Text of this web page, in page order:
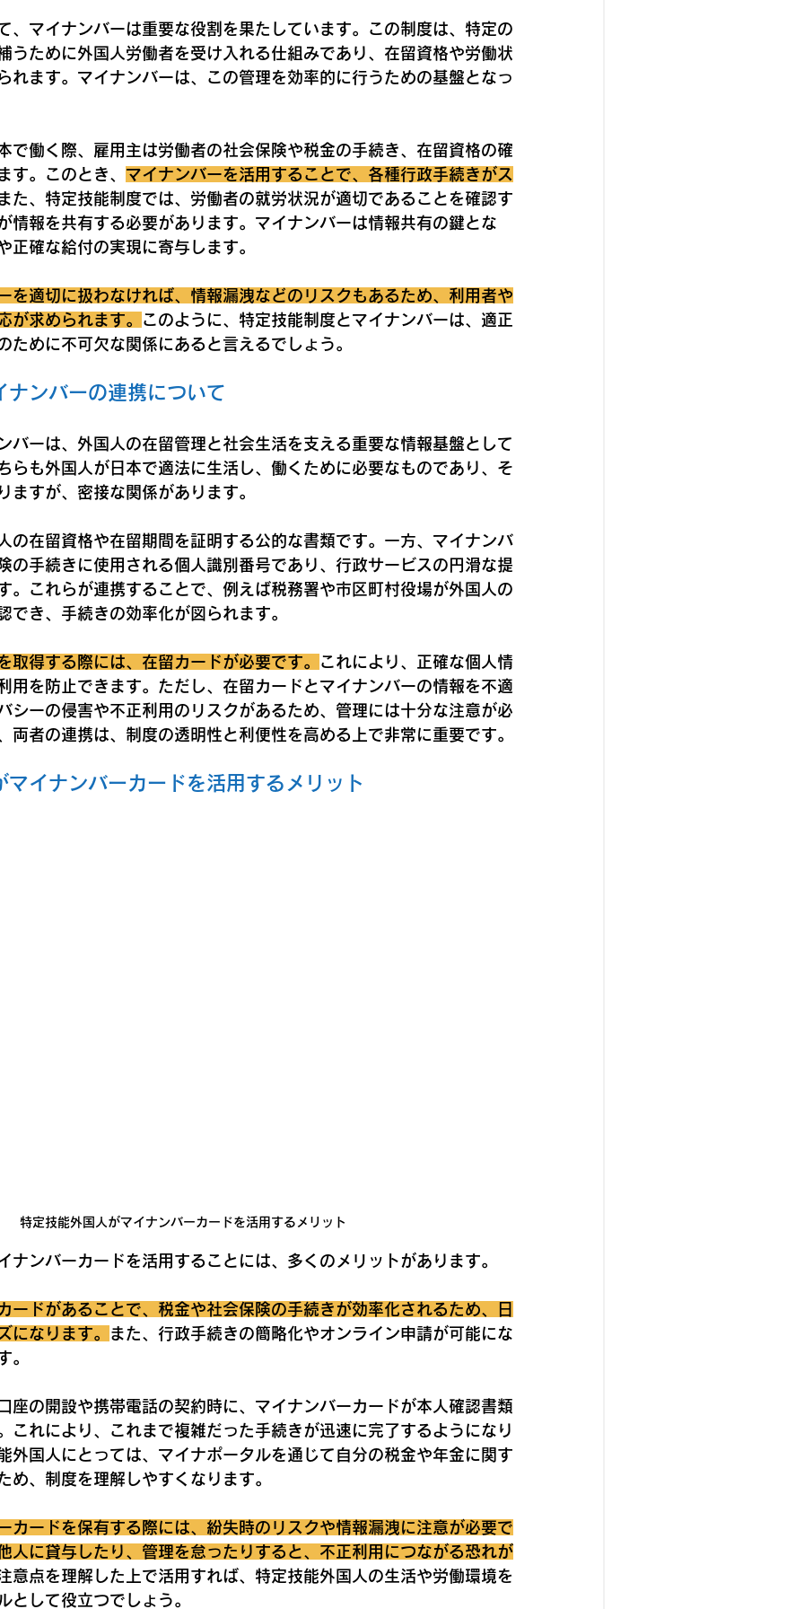
、マイナンバーは重要な役割を果たしています。この制度は、特定の
うために外国人労働者を受け入れる仕組みであり、在留資格や労働状
れます。マイナンバーは、この管理を効率的に行うための基盤となっ
で働く際、雇用主は労働者の社会保険や税金の手続き、在留資格の確
す。このとき、 マイナンバーを活用することで、各種行政手続きがス
た、特定技能制度では、労働者の就労状況が適切であることを確認す
情報を共有する必要があります。マイナンバーは情報共有の鍵とな
正確な給付の実現に寄与します。
を適切に扱わなければ、情報漏洩などのリスクもあるため、利用者や
が求められます。
このように、特定技能制度とマイナンバーは、適正
ために不可欠な関係にあると言えるでしょう。
ナンバーの連携について
バーは、外国人の在留管理と社会生活を支える重要な情報基盤として
らも外国人が日本で適法に生活し、働くために必要なものであり、そ
ますが、密接な関係があります。
の在留資格や在留期間を証明する公的な書類です。一方、マイナンバ
の手続きに使用される個人識別番号であり、行政サービスの円滑な提
。これらが連携することで、例えば税務署や市区町村役場が外国人の
でき、手続きの効率化が図られます。
取得する際には、在留カードが必要です。
これにより、正確な個人情
用を防止できます。ただし、在留カードとマイナンバーの情報を不適
シーの侵害や不正利用のリスクがあるため、管理には十分な注意が必
両者の連携は、制度の透明性と利便性を高める上で非常に重要です。
マイナンバーカードを活用するメリット
特定技能外国人がマイナンバーカードを活用するメリット
ナンバーカードを活用することには、多くのメリットがあります。
ードがあることで、税金や社会保険の手続きが効率化されるため、日
になります。
また、行政手続きの簡略化やオンライン申請が可能にな
。
座の開設や携帯電話の契約時に、マイナンバーカードが本人確認書類
これにより、これまで複雑だった手続きが迅速に完了するようになり
外国人にとっては、マイナポータルを通じて自分の税金や年金に関す
め、制度を理解しやすくなります。
カードを保有する際には、紛失時のリスクや情報漏洩に注意が必要で
人に貸与したり、管理を怠ったりすると、不正利用につながる恐れが
意点を理解した上で活用すれば、特定技能外国人の生活や労働環境を
として役立つでしょう。